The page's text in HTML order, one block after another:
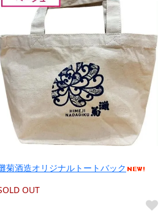
菊酒造オリジナルトートバック
OUT